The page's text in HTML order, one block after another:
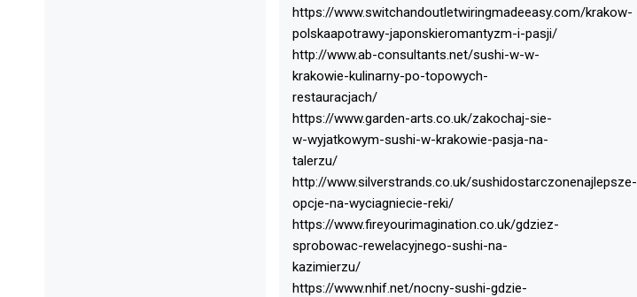
https://www.switchandoutletwiringmadeeasy.com/krakow-
polskaapotrawy-japonskieromantyzm-i-pasji/
http://www.ab-consultants.net/sushi-w-w-
krakowie-kulinarny-po-topowych-
restauracjach/
https://www.garden-arts.co.uk/zakochaj-sie-
w-wyjatkowym-sushi-w-krakowie-pasja-na-
talerzu/
http://www.silverstrands.co.uk/sushidostarczonenajlepsze-
opcje-na-wyciagniecie-reki/
https://www.fireyourimagination.co.uk/gdziez-
sprobowac-rewelacyjnego-sushi-na-
kazimierzu/
https://www.nhif.net/nocny-sushi-gdzie-